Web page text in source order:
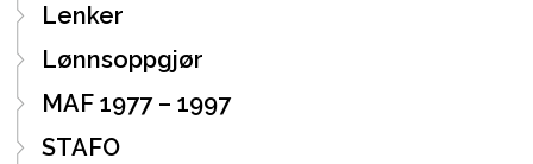
Lenker
Lønnsoppgjør
MAF 1977 – 1997
STAFO